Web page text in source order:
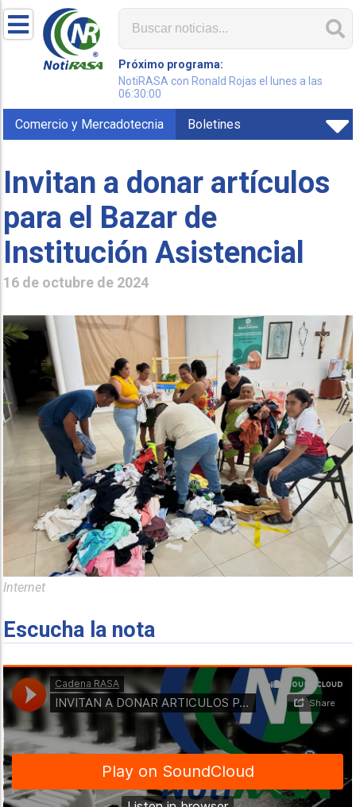
Próximo programa:
NotiRASA con Ronald Rojas el lunes a las
06:30:00
Comercio y Mercadotecnia Boletines
Invitan a donar artículos
para el Bazar de
Institución Asistencial
16 de octubre de 2024
Internet
Escucha la nota